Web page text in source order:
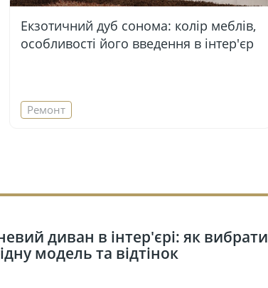
Екзотичний дуб сонома: колір меблів,
особливості його введення в інтер'єр
Ремонт
диван в інтер'єрі: як вибрати
модель та відтінок